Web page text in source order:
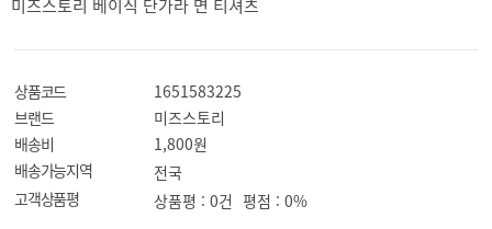
미즈스토리 베이직 단가라 면 티셔츠
상품코드
1651583225
브랜드
미즈스토리
배송비
1,800원
배송가능지역
전국
고객상품평
상품평 : 0건 평점 : 0%